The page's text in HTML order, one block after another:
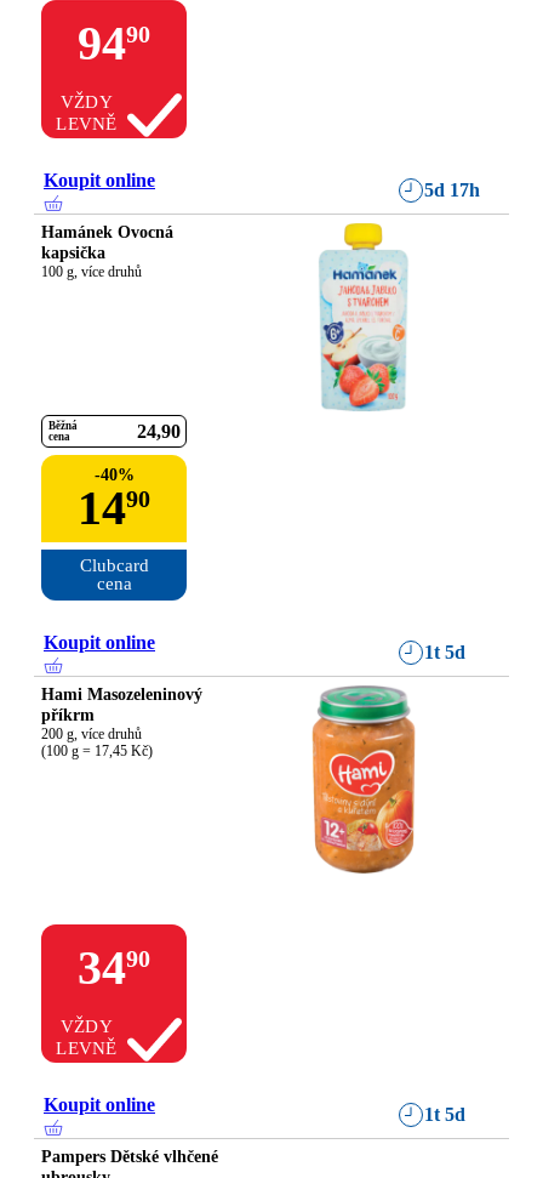
9490
VŽDY
LEVNĚ
Koupit online 5d 17h
Hamánek Ovocná
kapsička
100 g, více druhů
Běžná
cena
24 90
-40%
1490
Clubcard
cena
Koupit online 1t 5d
Hami Masozeleninový
příkrm
200 g, více druhů
(100 g = 17,45 Kč)
3490
VŽDY
LEVNĚ
Koupit online 1t 5d
Pampers Dětské vlhčené